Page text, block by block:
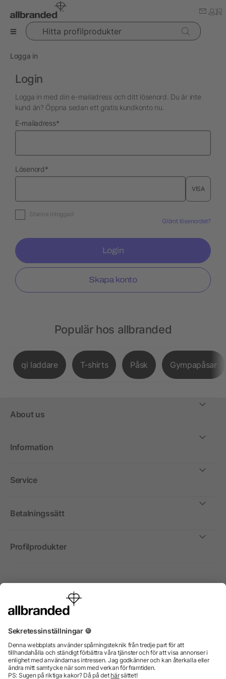
Hitta profilprodukter
Logga in
Login
Logga in med din e-mailadress och ditt lösenord. Du är inte
kund än? Öppna sedan ett gratis kundkonto nu.
E-mailadressnödvändig
*
Lösenordnödvändig
*
VISA
Stanna inloggad
Glömt lösenordet?
Login
Skapa konto
Populär hos allbranded
qi laddare T-shirts Påsk Gympapåsar
About us
Information
Service
Betalningssätt
Profilprodukter
Internationellt